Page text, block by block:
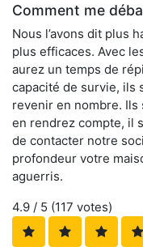
Comment me
Nous l’avons dit plus
plus efficaces. Avec
aurez un temps de
capacité de survie, ils
revenir en nombre.
en rendrez compte, il
de contacter notre
profondeur votre
aguerris.
4.9 / 5 (117 votes)